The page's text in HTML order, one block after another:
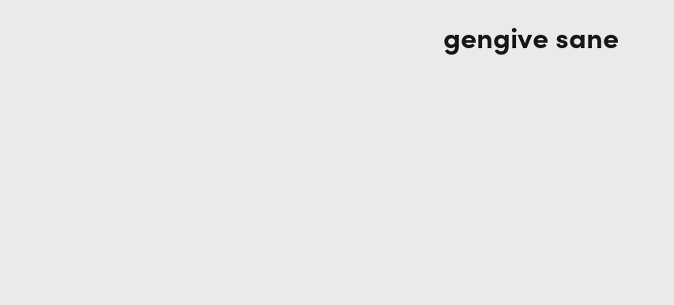
gengive sane